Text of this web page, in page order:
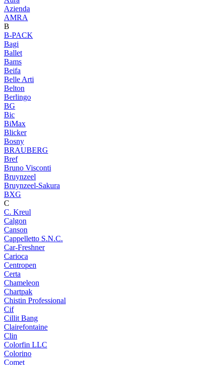
Azienda
AМRA
B
B-PACK
Bagi
Ballet
Bams
Beifa
Belle Arti
Belton
Berlingo
BG
Bic
BiMax
Blicker
Bosny
BRAUBERG
Bref
Bruno Visconti
Bruynzeel
Bruynzeel-Sakura
BXG
C
C. Kreul
Calgon
Canson
Cappelletto S.N.C.
Car-Freshner
Carioca
Centropen
Certa
Chameleon
Chartpak
Chistin Professional
Cif
Cillit Bang
Clairefontaine
Clin
Colorfin LLC
Colorino
Comet